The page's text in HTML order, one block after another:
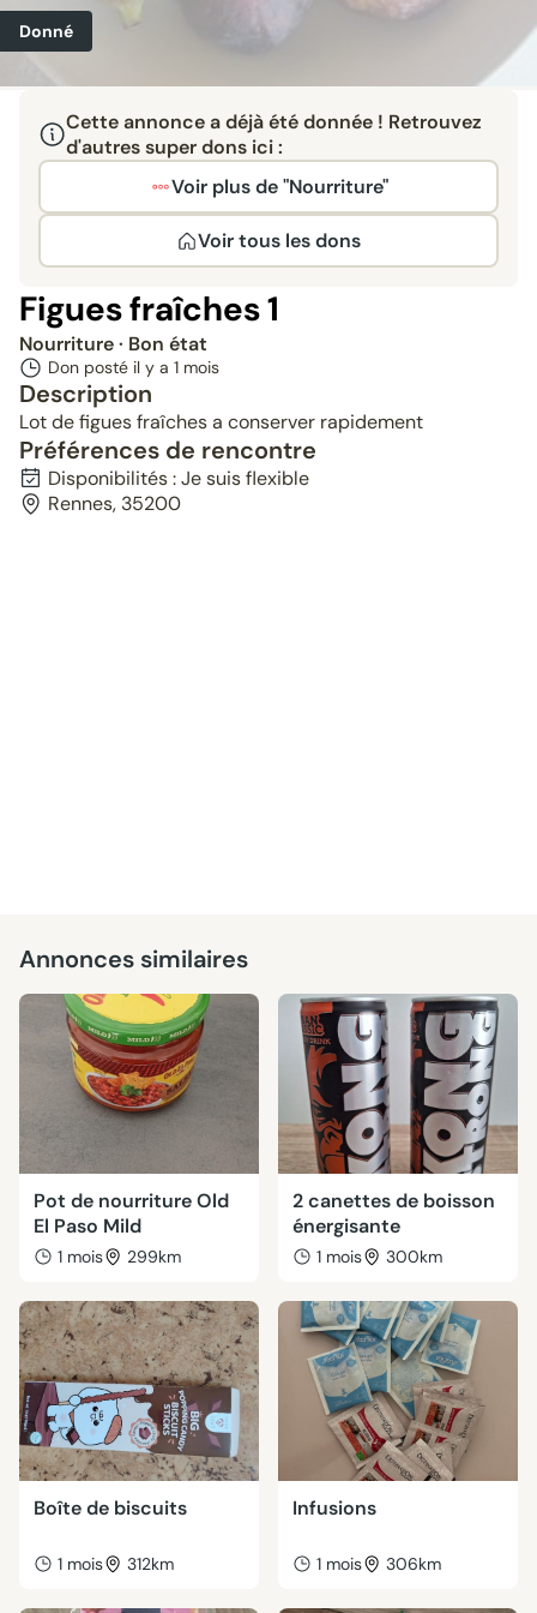
Donné
Cette annonce a déjà été donnée ! Retrouvez
d'autres super dons ici :
Voir plus de "Nourriture"
Voir tous les dons
Figues fraîches 1
Nourriture· Bon état
Don posté il y a 1 mois
Description
Lot de figues fraîches a conserver rapidement
Préférences de rencontre
Disponibilités : Je suis flexible
Rennes, 35200
Annonces similaires
Pot de nourriture Old
El Paso Mild
1 mois 299km
2 canettes de boisson
énergisante
1 mois 300km
Boîte de biscuits
1 mois 312km
Infusions
1 mois 306km